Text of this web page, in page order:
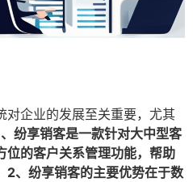
对企业的发展至关重要，尤其
纷享销客是一款针对大中型客
位的客户关系管理功能，帮助
2、纷享销客的主要优势在于数